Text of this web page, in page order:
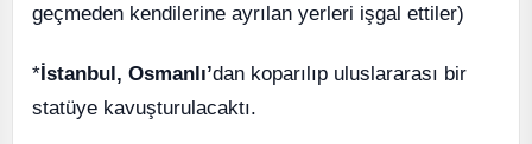
geçmeden kendilerine ayrılan yerleri işgal ettiler)
*İstanbul, Osmanlı’dan koparılıp uluslararası bir
statüye kavuşturulacaktı.